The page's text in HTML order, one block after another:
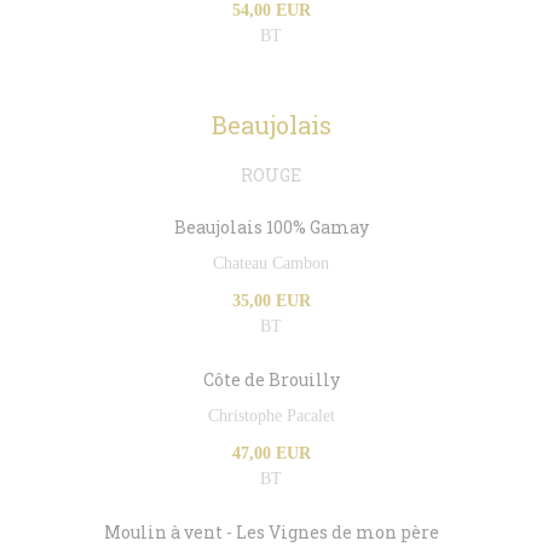
54,00 EUR
BT
Beaujolais
ROUGE
Beaujolais 100% Gamay
Chateau Cambon
35,00 EUR
BT
Côte de Brouilly
Christophe Pacalet
47,00 EUR
BT
Moulin à vent - Les Vignes de mon père